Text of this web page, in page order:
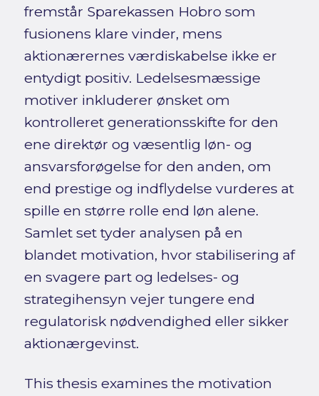
fremstår Sparekassen Hobro som
fusionens klare vinder, mens
aktionærernes værdiskabelse ikke er
entydigt positiv. Ledelsesmæssige
motiver inkluderer ønsket om
kontrolleret generationsskifte for den
ene direktør og væsentlig løn- og
ansvarsforøgelse for den anden, om
end prestige og indflydelse vurderes at
spille en større rolle end løn alene.
Samlet set tyder analysen på en
blandet motivation, hvor stabilisering af
en svagere part og ledelses- og
strategihensyn vejer tungere end
regulatorisk nødvendighed eller sikker
aktionærgevinst.
This thesis examines the motivation